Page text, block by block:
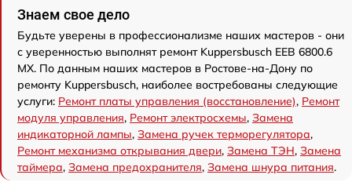
Знаем свое дело
Будьте уверены в профессионализме наших мастеров - они
с уверенностью выполнят ремонт Kuppersbusch EEB 6800.6
MX. По данным наших мастеров в Ростове-на-Дону по
ремонту Kuppersbusch, наиболее востребованы следующие
услуги: Ремонт платы управления (восстановление), Ремонт
модуля управления, Ремонт электросхемы, Замена
индикаторной лампы, Замена ручек терморегулятора,
Ремонт механизма открывания двери, Замена ТЭН, Замена
таймера, Замена предохранителя, Замена шнура питания.